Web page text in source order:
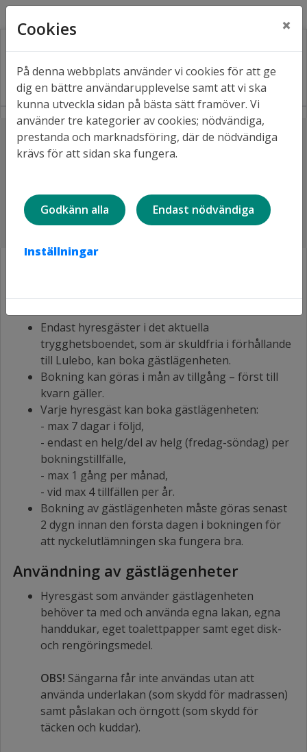
Lyssna
Hem Våra bostäder
Trygghetsboenden
Gästlägenheter
Utlåningsvillkor, gästlägenheter
Utlåningsvillkor för
gästlägenheter i
Bokning av gästlägenheter
Endast hyresgäster i det aktuella
trygghetsboendet, som är skuldfria i förhållande
till Lulebo, kan boka gästlägenheten.
Bokning kan göras i mån av tillgång – först till
kvarn gäller.
Varje hyresgäst kan boka gästlägenheten:
- max 7 dagar i följd,
- endast en helg/del av helg (fredag-söndag) per
bokningstillfälle,
- max 1 gång per månad,
- vid max 4 tillfällen per år.
Bokning av gästlägenheten måste göras senast
2 dygn innan den första dagen i bokningen för
att nyckelutlämningen ska fungera bra.
Användning av gästlägenheter
Hyresgäst som använder gästlägenheten
behöver ta med och använda egna lakan, egna
handdukar, eget toalettpapper samt eget disk-
och rengöringsmedel.
OBS! Sängarna får inte användas utan att
använda underlakan (som skydd för madrassen)
samt påslakan och örngott (som skydd för
täcken och kuddar).
Cookies ×
På denna webbplats använder vi cookies för att ge
dig en bättre användarupplevelse samt att vi ska
kunna utveckla sidan på bästa sätt framöver. Vi
använder tre kategorier av cookies; nödvändiga,
prestanda och marknadsföring, där de nödvändiga
krävs för att sidan ska fungera.
Godkänn alla Endast nödvändiga
Inställningar